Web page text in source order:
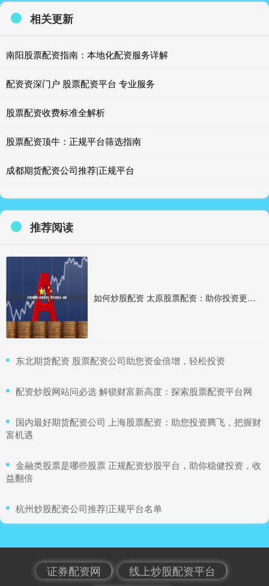
相关更新
南阳股票配资指南：本地化配资服务详解
配资资深门户 股票配资平台 专业服务
股票配资收费标准全解析
股票配资顶牛：正规平台筛选指南
成都期货配资公司推荐|正规平台
推荐阅读
如何炒股配资 太原股票配资：助你投资更上一层楼
​东北期货配资 股票配资公司助您资金倍增，轻松投资
​配资炒股网站问必选 解锁财富新高度：探索股票配资平台网
​国内最好期货配资公司 上海股票配资：助您投资腾飞，把握财
富机遇
​金融类股票是哪些股票 正规配资炒股平台，助你稳健投资，收
益翻倍
​杭州炒股配资公司推荐|正规平台名单
证券配资网 线上炒股配资平台